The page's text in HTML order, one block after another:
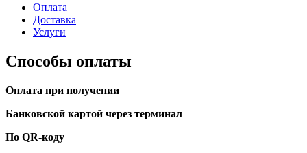
Оплата
Доставка
Услуги
Способы оплаты
Оплата при получении
Банковской картой через терминал
По QR-коду